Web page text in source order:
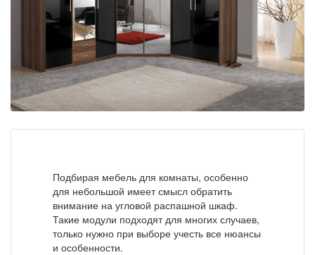
Подбирая мебель для комнаты, особенно
для небольшой имеет смысл обратить
внимание на угловой распашной шкаф.
Такие модули подходят для многих случаев,
только нужно при выборе учесть все нюансы
и особенности.